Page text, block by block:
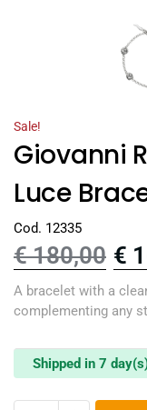
Sale!
Giovanni
Luce
Cod. 12335
€180,00 €
A bracelet with a
complementing any
Shipped in 7